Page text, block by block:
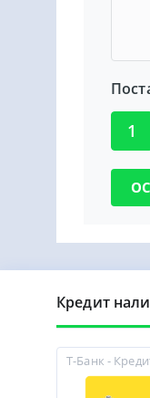
1
Кредит
Т-Банк -